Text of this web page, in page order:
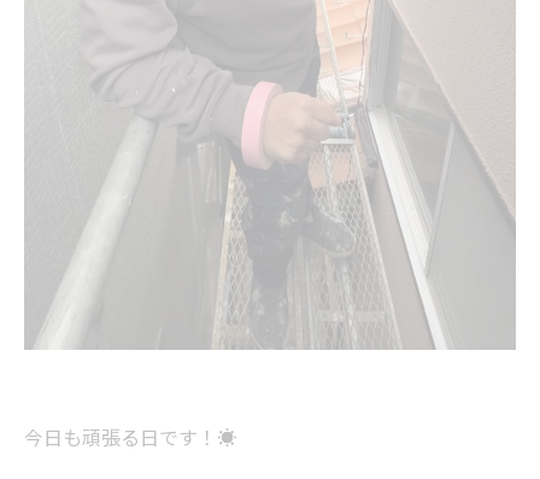
今日も頑張る日です！☀️